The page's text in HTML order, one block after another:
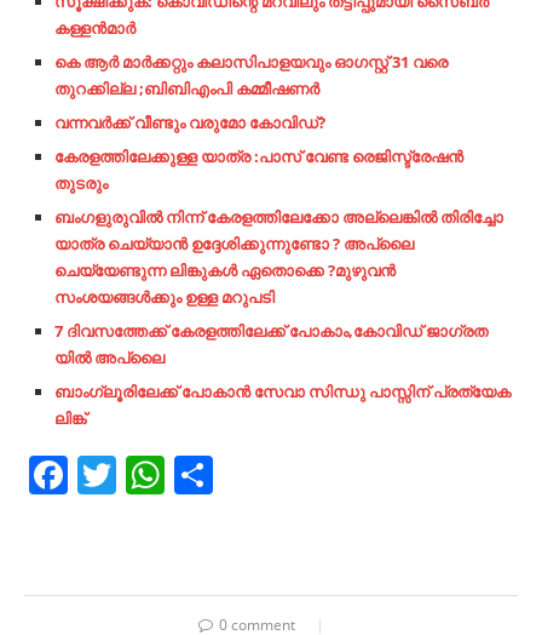
കള്ളന്‍മാര്‍
കെ ആർ മാർക്കറ്റും കലാസിപാളയവും ഓഗസ്റ്റ് 31 വരെ
തുറക്കില്ല ;ബിബിഎംപി കമ്മീഷണർ
വന്നവര്‍ക്ക്​ വീണ്ടും വരുമോ കോവിഡ്​?
കേരളത്തിലേക്കുള്ള യാത്ര :പാസ് വേണ്ട രെജിസ്ട്രേഷൻ
തുടരും
ബംഗളുരുവിൽ നിന്ന് കേരളത്തിലേക്കോ അല്ലെങ്കിൽ തിരിച്ചോ
യാത്ര ചെയ്യാൻ ഉദ്ദേശിക്കുന്നുണ്ടോ ? അപ്ലൈ
ചെയ്യേണ്ടുന്ന ലിങ്കുകൾ ഏതൊക്കെ ?മുഴുവൻ
സംശയങ്ങൾക്കും ഉള്ള മറുപടി
7 ദിവസത്തേക്ക് കേരളത്തിലേക്ക് പോകാം,കോവിഡ് ജാഗ്രത
യിൽ അപ്ലൈ
ബാംഗ്ലൂരിലേക്ക് പോകാൻ സേവാ സിന്ധു പാസ്സിന് പ്രത്യേക
ലിങ്ക്
Facebook
TwitterWhatsApp
0 comment